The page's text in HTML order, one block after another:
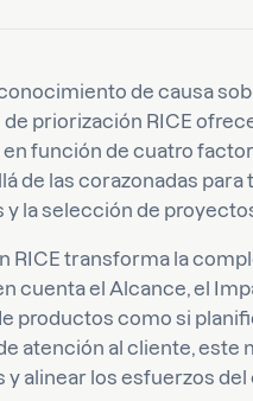
de causa
de priorización RICE
función de cuatro
de las corazonadas
la selección de
RICE transforma la
cuenta el Alcance, el
productos como si
atención al cliente,
alinear los esfuerzos